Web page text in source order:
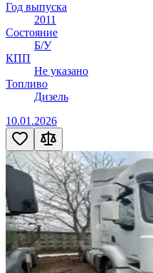
Год выпуска
2011
Состояние
Б/У
КПП
Не указано
Топливо
Дизель
10.01.2026